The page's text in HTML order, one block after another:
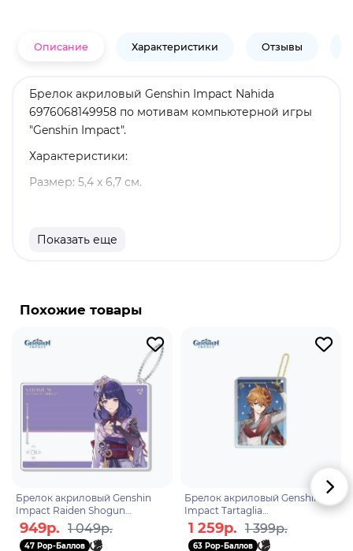
Описание Характеристики Отзывы
Брелок акриловый Genshin Impact Nahida
6976068149958 по мотивам компьютерной игры
"Genshin Impact".
Характеристики:
Размер: 5,4 x 6,7 см.
Оригинальный и официально лицензированный
Нахида - играбельный Дендро персонаж. Она
текущим Дендро Архонтом. Нахида - персонаж
Дендро, который создаёт условия для Дендро
реакций и наносит урон, даже будучи
неактивным. Её элементальный навык отмечает
противников Семенем скандхи и связывает их,
когда они находятся на определённом
расстоянии друг от друга.
Показать еще
Похожие товары
Брелок акриловый Genshin
Impact Raiden Shogun
6942421104162
949р. 1 049р.
47 Pop-Баллов
Брелок акриловый Genshin
Impact Tartaglia
6972957489839
1 259р. 1 399р.
63 Pop-Баллов